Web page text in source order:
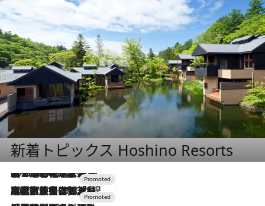
新着トピックス Hoshino Resorts
2026.8.7
【トンボの足水浴】ヒノキの香りに包まれて涼感マックス！約13℃の湧水かけ流しを避暑地「星野温泉 トンボの湯」で体験
2026.7.31
【ホテル帰省】という選択肢をOMOが提案。家族とほどよい距離を保つには「昼は実家、夜は気兼ねなくホテルで！」